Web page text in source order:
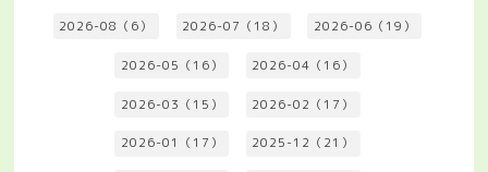
2026-08（6） 2026-07（18） 2026-06（19）
2026-05（16） 2026-04（16）
2026-03（15） 2026-02（17）
2026-01（17） 2025-12（21）